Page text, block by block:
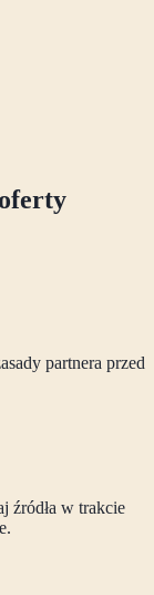
partnera przed
źródła w trakcie